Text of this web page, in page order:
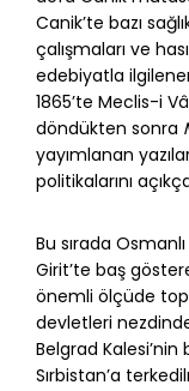
Canik’te bazı
çalışmaları ve
edebiyatla
1865’te Meclis-i
döndükten sonra
yayımlanan
politikalarını
Bu sırada
Girit’te baş
önemli ölçüde
devletleri nezdinde
Belgrad
Sırbistan’a